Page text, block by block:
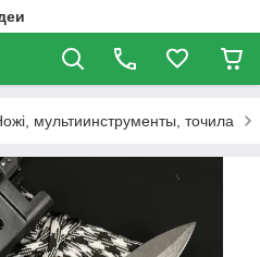
мультиинструменты, точила